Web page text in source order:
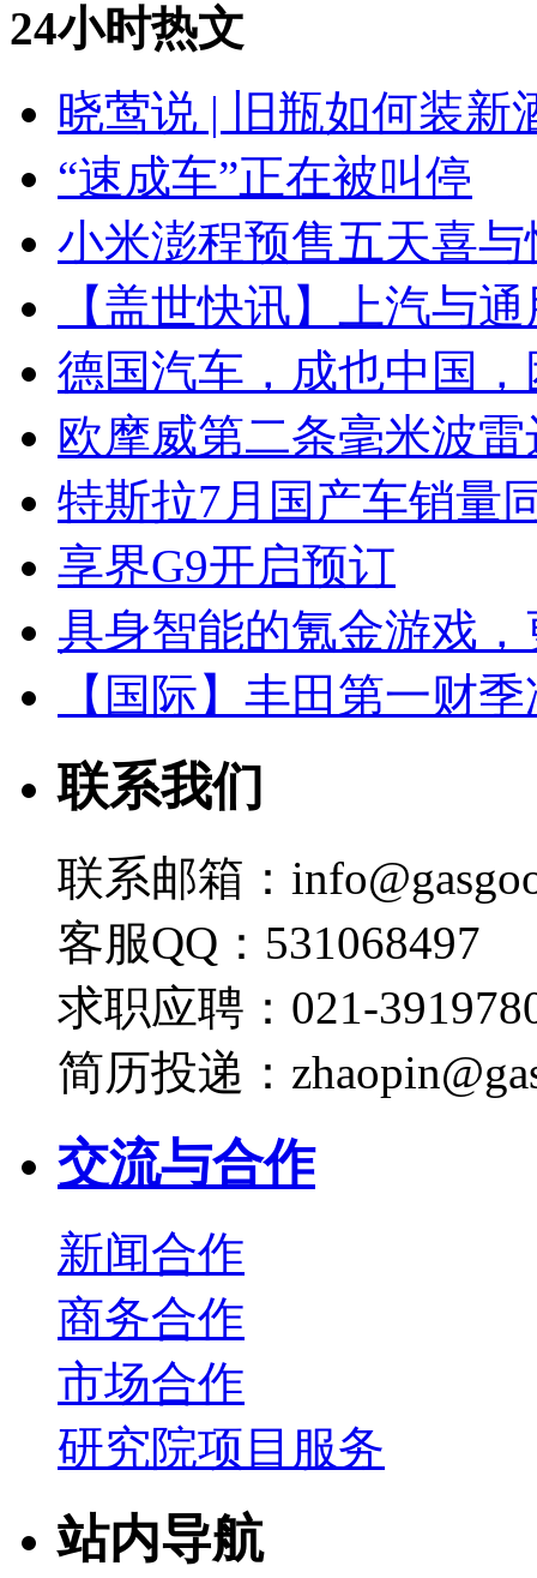
24小时热文
晓莺说 | 旧瓶如何装新
“速成车”正在被叫停
小米澎程预售五天喜与
【盖世快讯】上汽与
德国汽车，成也中国
欧摩威第二条毫米波
特斯拉7月国产车销量
享界G9开启预订
具身智能的氪金游戏
【国际】丰田第一财
联系我们
联系邮箱：
客服QQ：531068497
求职应聘：021-
简历投递：
交流与合作
新闻合作
商务合作
市场合作
研究院项目服务
站内导航